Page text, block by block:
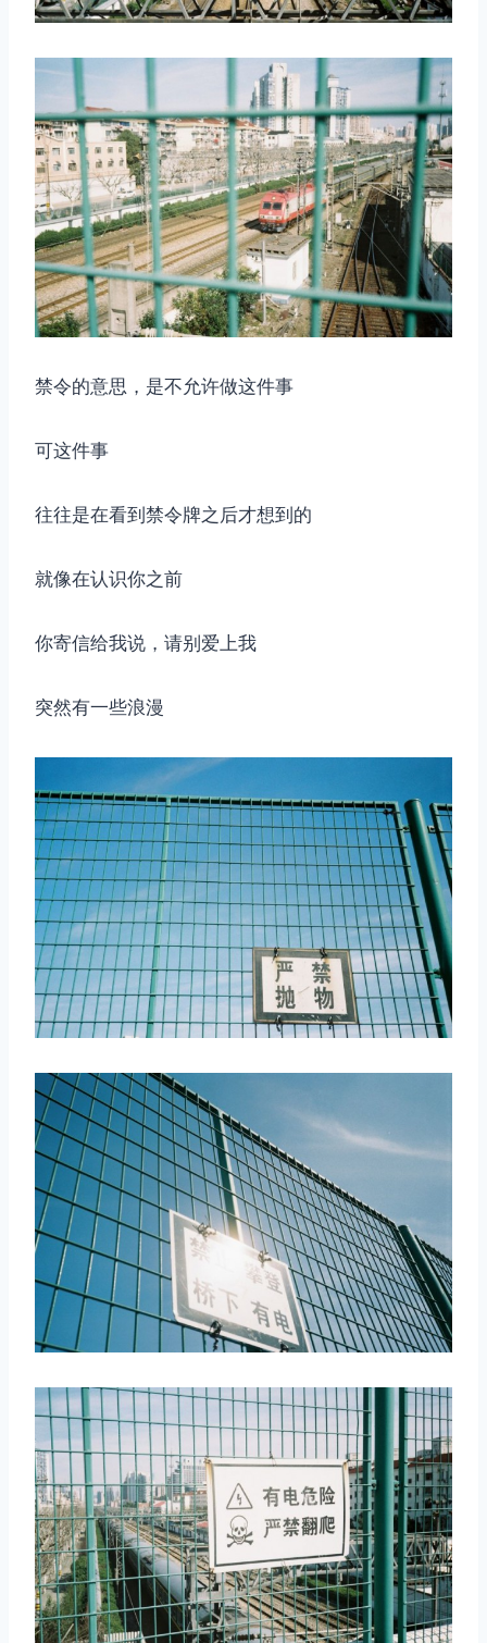
禁令的意思，是不允许做这件事
可这件事
往往是在看到禁令牌之后才想到的
就像在认识你之前
你寄信给我说，请别爱上我
突然有一些浪漫